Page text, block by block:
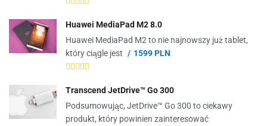
Huawei MediaPad M2 8.0
Huawei MediaPad M2 to nie najnowszy już tablet,
który ciągle jest
1599 PLN
Transcend JetDrive™ Go 300
Podsumowując, JetDrive™ Go 300 to ciekawy
produkt, który powinien zainteresować